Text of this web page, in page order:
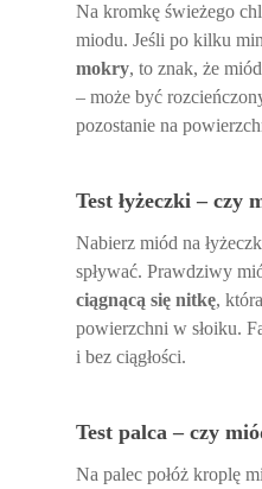
Na kromkę świeżego
miodu. Jeśli po kilku
mokry, to znak, że
– może być
pozostanie na
Test łyżeczki – czy
Nabierz miód na
spływać. Prawdziwy
ciągnącą się nitkę,
powierzchni w słoiku.
i bez ciągłości.
Test palca – czy
Na palec połóż kroplę